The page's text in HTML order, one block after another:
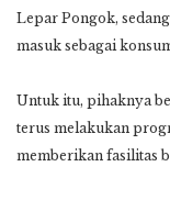
Lepar Pongok,
masuk sebagai
Untuk itu, pihaknya
terus melakukan
memberikan fasilitas